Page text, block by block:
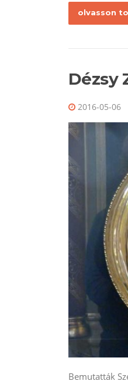
olvasson
Dézsy
2016-05-06
Bemutatták